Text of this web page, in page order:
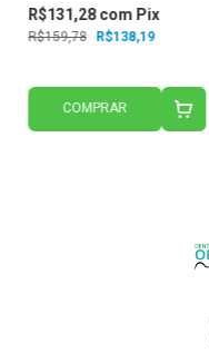
R$159,78 R$138,19
R$131,28com Pix
COMPRAR